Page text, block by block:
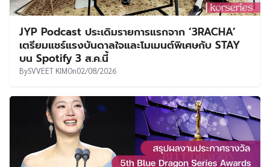
JYP Podcast ประเดิมรายการแรกจาก ‘3RACHA’
เตรียมแชร์แรงบันดาลใจและโมเมนต์พิเศษกับ STAY
บน Spotify 3 ส.ค.นี้
BySVVEET KIMOn02/08/2026